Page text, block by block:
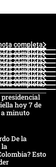
completa
completa
completa
completa
completa
completa
completa
completa
completa
completa
presidencial
hoy 7 de
a minuto
De la
Esto